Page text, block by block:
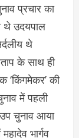
प्रचार का
थे उदयपाल
थे
के साथ ही
की
में पहली
चुनाव आया
भार्गव